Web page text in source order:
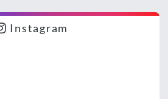
Instagram